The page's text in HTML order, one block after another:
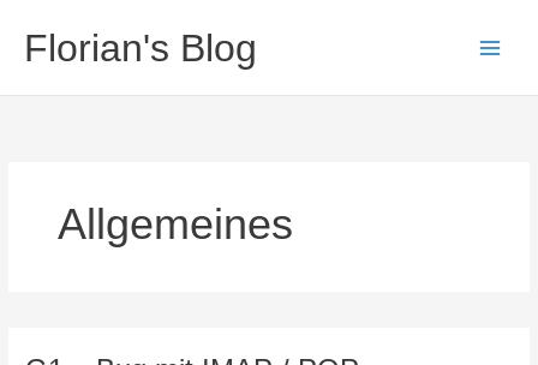
Inhalt
springen
Florian's Blog
Allgemeines